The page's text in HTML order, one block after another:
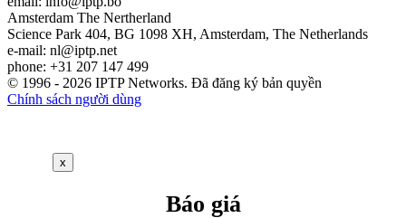
Amsterdam The Nertherland
Science Park 404, BG 1098 XH, Amsterdam, The Netherlands
e-mail: nl
iptp.net
phone: +31 207 147 499
© 1996 - 2026 IPTP Networks. Đã đăng ký bản quyền
Chính sách người dùng
x
Báo giá